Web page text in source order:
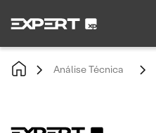
Análise Técnica